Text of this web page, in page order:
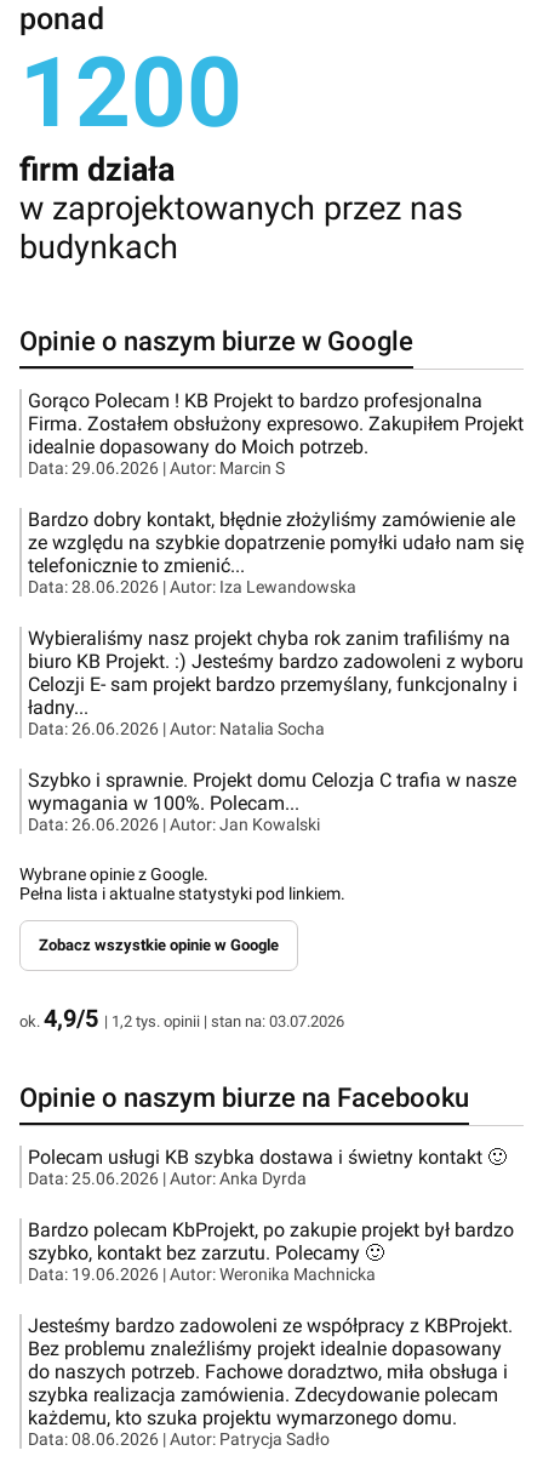
ponad
1200
firm działa
w zaprojektowanych przez nas
budynkach
Opinie o naszym biurze w Google
Gorąco Polecam ! KB Projekt to bardzo profesjonalna
Firma. Zostałem obsłużony expresowo. Zakupiłem Projekt
idealnie dopasowany do Moich potrzeb.
Data:29.06.2026 | Autor: Marcin S
Bardzo dobry kontakt, błędnie złożyliśmy zamówienie ale
ze względu na szybkie dopatrzenie pomyłki udało nam się
telefonicznie to zmienić...
Data:28.06.2026 | Autor: Iza Lewandowska
Wybieraliśmy nasz projekt chyba rok zanim trafiliśmy na
biuro KB Projekt. :) Jesteśmy bardzo zadowoleni z wyboru
Celozji E- sam projekt bardzo przemyślany, funkcjonalny i
ładny...
Data:26.06.2026 | Autor: Natalia Socha
Szybko i sprawnie. Projekt domu Celozja C trafia w nasze
wymagania w 100%. Polecam...
Data:26.06.2026 | Autor:Jan Kowalski
Wybrane opinie z Google.
Pełna lista i aktualne statystyki pod linkiem.
Zobacz wszystkie opinie w Google
ok. 4,9/5 | 1,2 tys. opinii | stan na: 03.07.2026
Opinie o naszym biurze na Facebooku
Polecam usługi KB szybka dostawa i świetny kontakt 🙂
Data:25.06.2026 | Autor:Anka Dyrda
Bardzo polecam KbProjekt, po zakupie projekt był bardzo
szybko, kontakt bez zarzutu. Polecamy 🙂
Data: 19.06.2026 | Autor:Weronika Machnicka
Jesteśmy bardzo zadowoleni ze współpracy z KBProjekt.
Bez problemu znaleźliśmy projekt idealnie dopasowany
do naszych potrzeb. Fachowe doradztwo, miła obsługa i
szybka realizacja zamówienia. Zdecydowanie polecam
każdemu, kto szuka projektu wymarzonego domu.
Data:08.06.2026 | Autor: Patrycja Sadło